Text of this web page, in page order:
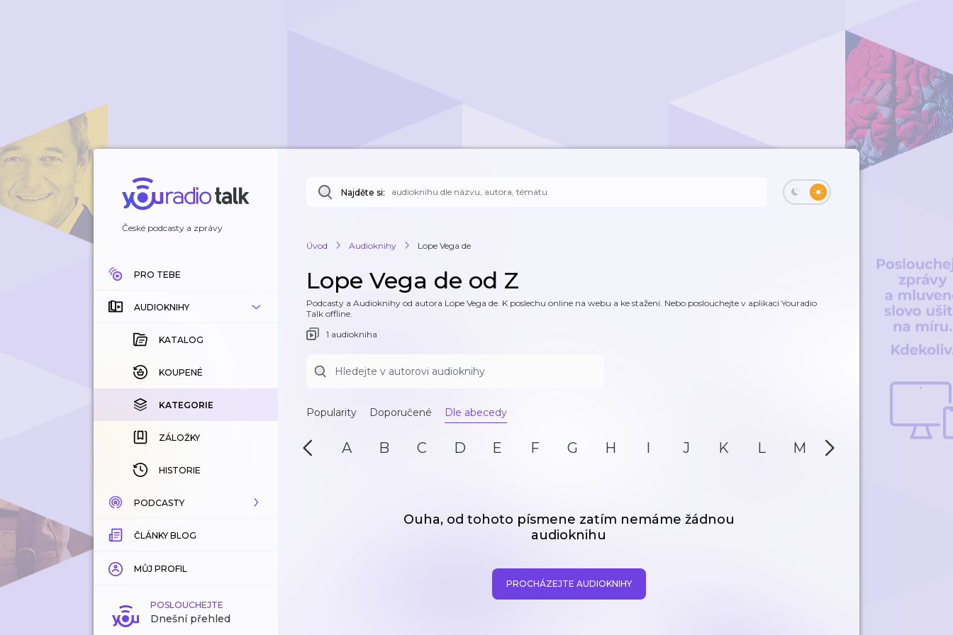
České podcasty a zprávy
PRO TEBE
AUDIOKNIHY
KATALOG
KOUPENÉ
KATEGORIE
ZÁLOŽKY
HISTORIE
PODCASTY
KATALOG
KATEGORIE
ZÁLOŽKY
ČLÁNKY BLOG
MŮJ PROFIL
POSLOUCHEJTE
Dnešní přehled
Najděte si:
Úvod Audioknihy Lope Vega de
Lope Vega de od Z
Podcasty a Audioknihy od autora Lope Vega de. K poslechu online na webu a ke stažení. Nebo poslouchejte v aplikaci Youradio
Talk offline.
1 audiokniha
Popularity Doporučené Dle abecedy
A B C D E F G H I J K L M N
Ouha, od tohoto písmene zatím nemáme žádnou
audioknihu
PROCHÁZEJTE AUDIOKNIHY